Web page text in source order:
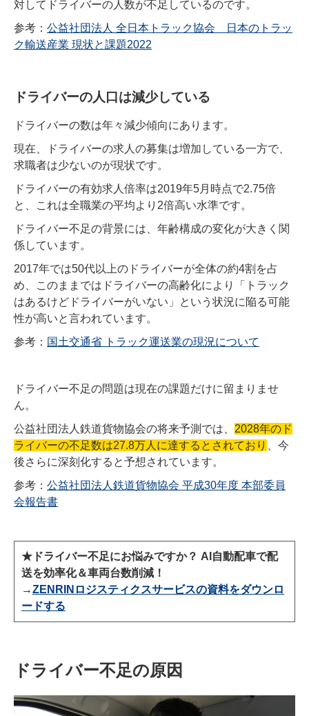
対してドライバーの人数が不足しているのです。
参考： 公益社団法人 全日本トラック協会 日本のトラッ
ク輸送産業 現状と課題2022
ドライバーの人口は減少している
ドライバーの数は年々減少傾向にあります。
現在、ドライバーの求人の募集は増加している一方で、
求職者は少ないのが現状です。
ドライバーの有効求人倍率は2019年5月時点で2.75倍
と、これは全職業の平均より2倍高い水準です。
ドライバー不足の背景には、年齢構成の変化が大きく関
係しています。
2017年では50代以上のドライバーが全体の約4割を占
め、このままではドライバーの高齢化により「トラック
はあるけどドライバーがいない」という状況に陥る可能
性が高いと言われています。
参考： 国土交通省 トラック運送業の現況について
ドライバー不足の問題は現在の課題だけに留まりませ
ん。
公益社団法人鉄道貨物協会の将来予測では、 2028年のド
ライバーの不足数は27.8万人に達するとされており
、今
後さらに深刻化すると予想されています。
参考： 公益社団法人鉄道貨物協会 平成30年度 本部委員
会報告書
★ドライバー不足にお悩みですか？ AI自動配車で配
送を効率化＆車両台数削減！
→ZENRINロジスティクスサービスの資料をダウンロ
ードする
ドライバー不足の原因